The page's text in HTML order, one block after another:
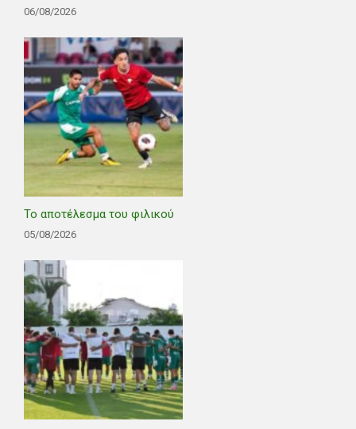
06/08/2026
Το αποτέλεσμα του φιλικού
05/08/2026